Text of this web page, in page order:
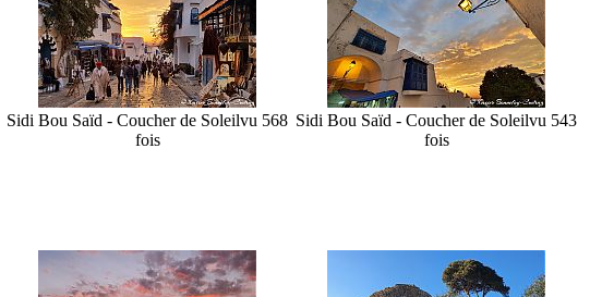
Sidi Bou Saïd - Coucher de Soleilvu 568
fois
Sidi Bou Saïd - Coucher de Soleilvu 543
fois